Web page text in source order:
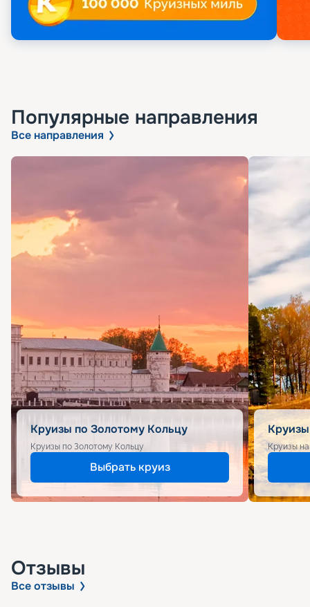
Популярные направления
Все направления
Круизы по Золотому Кольцу
Круизы по Золотому Кольцу
Выбрать круиз
Круизы
Отзывы
Все отзывы